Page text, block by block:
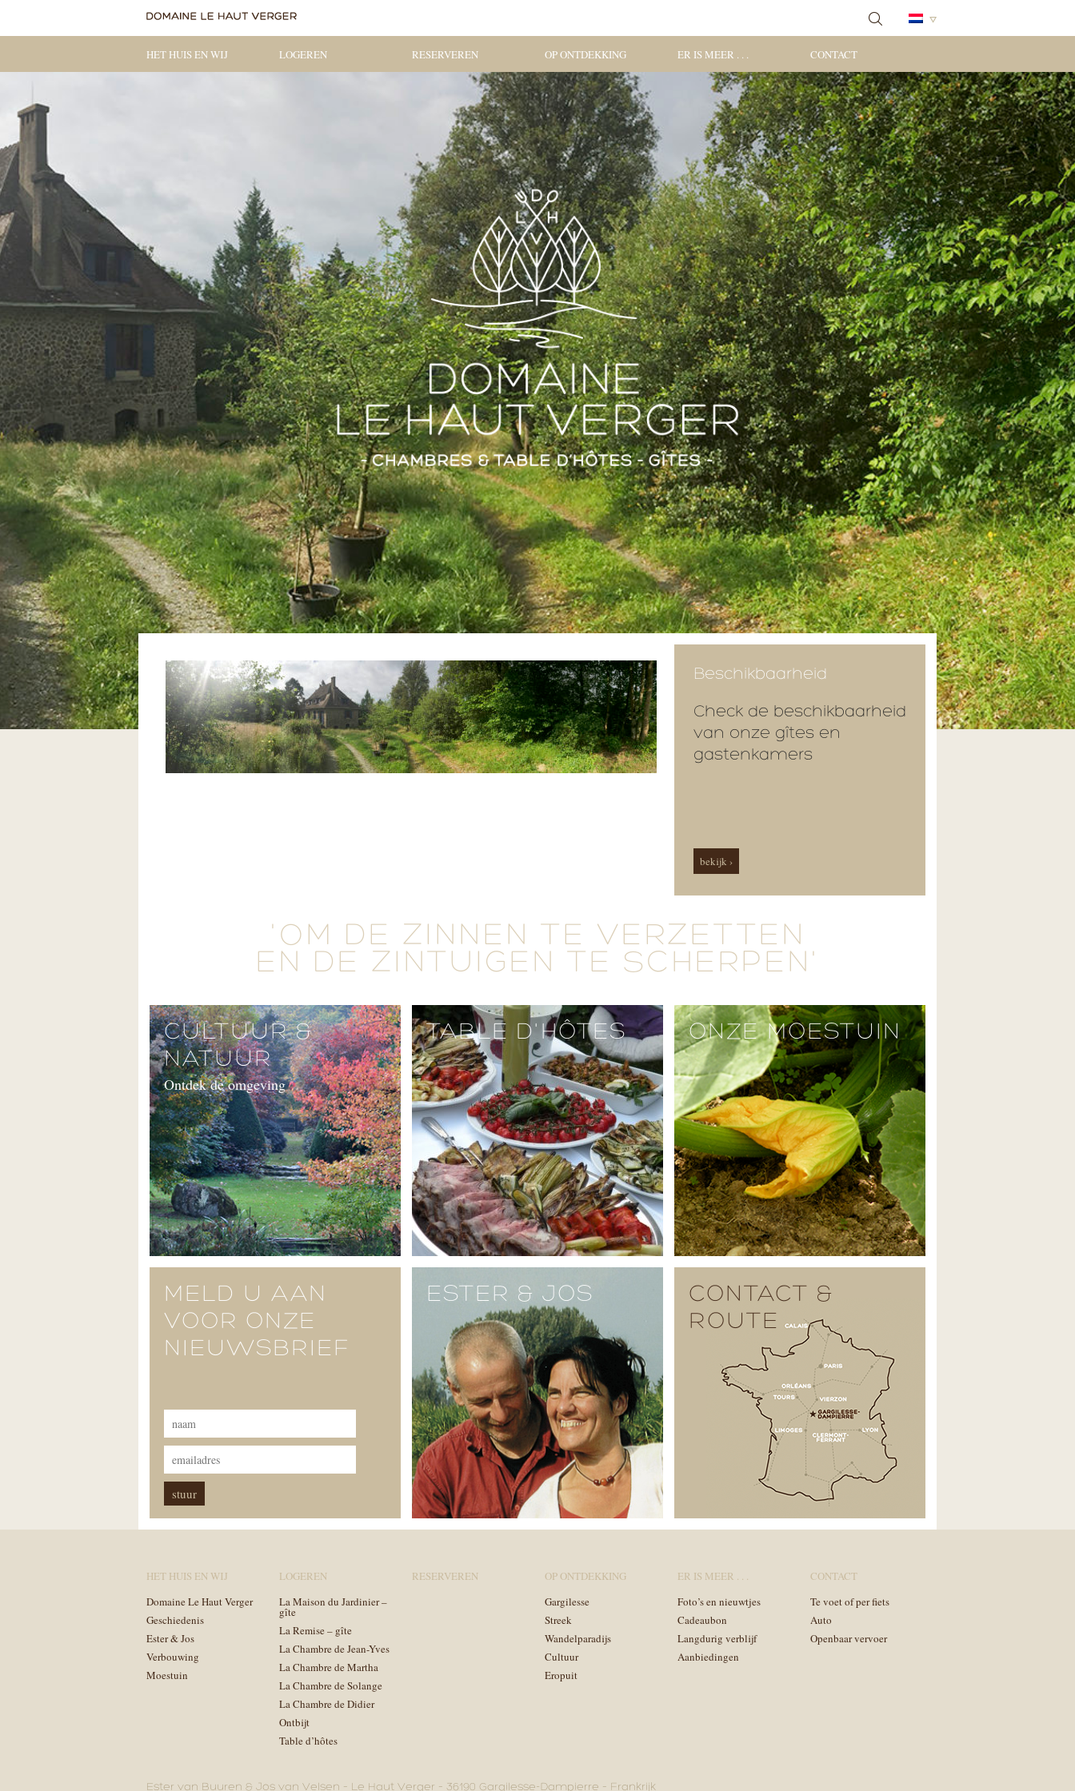
HET HUIS EN WIJ LOGEREN RESERVEREN OP ONTDEKKING ER IS MEER . . . CONTACT
Beschikbaarheid
Check de beschikbaarheid
van onze gîtes en
gastenkamers
bekijk ›
'OM DE ZINNEN TE VERZETTEN
EN DE ZINTUIGEN TE SCHERPEN'
CULTUUR &
NATUUR
Ontdek de omgeving
TABLE D'HÔTES ONZE MOESTUIN
MELD U AAN
VOOR ONZE
NIEUWSBRIEF
ESTER & JOS
CONTACT &
ROUTE
HET HUIS EN WIJ
Domaine Le Haut Verger
Geschiedenis
Ester & Jos
Verbouwing
Moestuin
LOGEREN
La Maison du Jardinier –
gîte
La Remise – gîte
La Chambre de Jean-Yves
La Chambre de Martha
La Chambre de Solange
La Chambre de Didier
Ontbijt
Table d’hôtes
RESERVEREN
OP ONTDEKKING
Gargilesse
Streek
Wandelparadijs
Cultuur
Eropuit
ER IS MEER . . .
Foto’s en nieuwtjes
Cadeaubon
Langdurig verblijf
Aanbiedingen
CONTACT
Te voet of per fiets
Auto
Openbaar vervoer
Ester van Buuren & Jos van Velsen – Le Haut Verger – 36190 Gargilesse-Dampierre – Frankrijk